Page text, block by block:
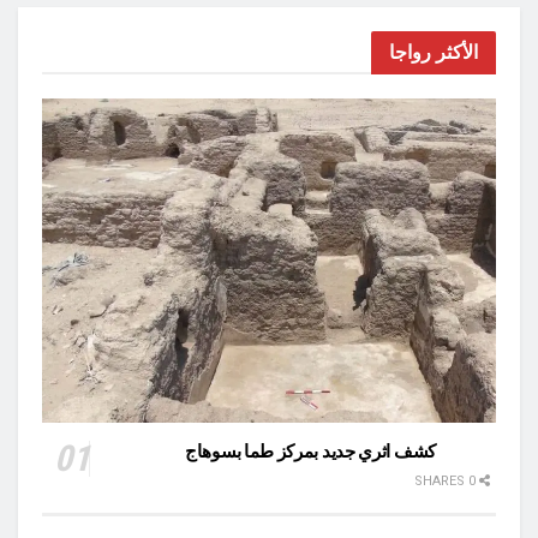
الأكثر رواجا
كشف اثري جديد بمركز طما بسوهاج